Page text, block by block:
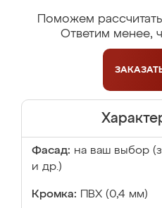
Поможем
Ответим менее,
Фасад: на ваш выбор
и др.)
Кромка: ПВХ (0,4 мм)